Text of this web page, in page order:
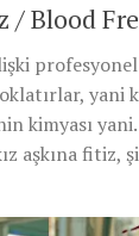
/ Blood
profesyonel
yani
kimyası
aşkına fitiz,